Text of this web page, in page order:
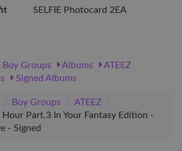
SELFIE Photocard 2EA
Boy Groups Albums
ATEEZ
Signed Albums
/ Boy Groups / ATEEZ
/
Hour Part.3 In Your Fantasy Edition -
- Signed